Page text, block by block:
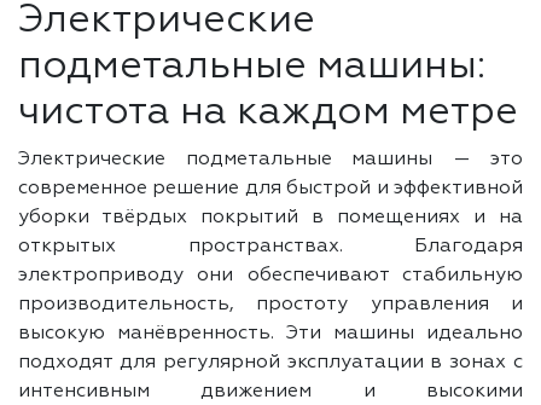
Электрические
подметальные машины:
чистота на каждом метре
Электрические подметальные машины — это
современное решение для быстрой и эффективной
уборки твёрдых покрытий в помещениях и на
открытых пространствах. Благодаря
электроприводу они обеспечивают стабильную
производительность, простоту управления и
высокую манёвренность. Эти машины идеально
подходят для регулярной эксплуатации в зонах с
интенсивным движением и высокими